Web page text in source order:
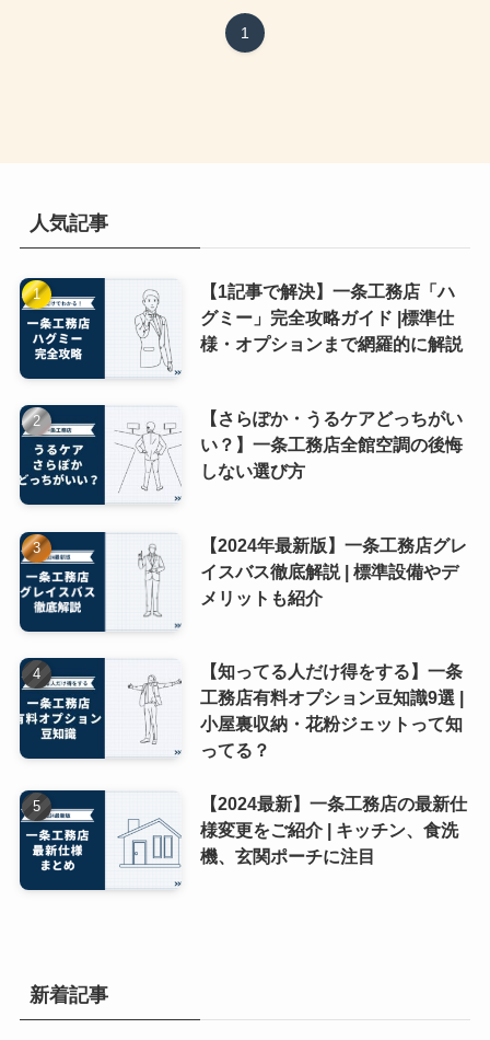
1
人気記事
【1記事で解決】一条工務店「ハ
グミー」完全攻略ガイド |標準仕
様・オプションまで網羅的に解説
【さらぽか・うるケアどっちがい
い？】一条工務店全館空調の後悔
しない選び方
【2024年最新版】一条工務店グレ
イスバス徹底解説 | 標準設備やデ
メリットも紹介
【知ってる人だけ得をする】一条
工務店有料オプション豆知識9選 |
小屋裏収納・花粉ジェットって知
ってる？
【2024最新】一条工務店の最新仕
様変更をご紹介 | キッチン、食洗
機、玄関ポーチに注目
新着記事